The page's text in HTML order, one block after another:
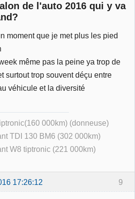
de l'auto 2016 qui y va
moment que je met plus les pied
même pas la peine ya trop de
surtout trop souvent déçu entre
véhicule et la diversité
000km) (donneuse)
TDI 130 BM6 (302 000km)
W8 tiptronic (221 000km)
9
17:26:12